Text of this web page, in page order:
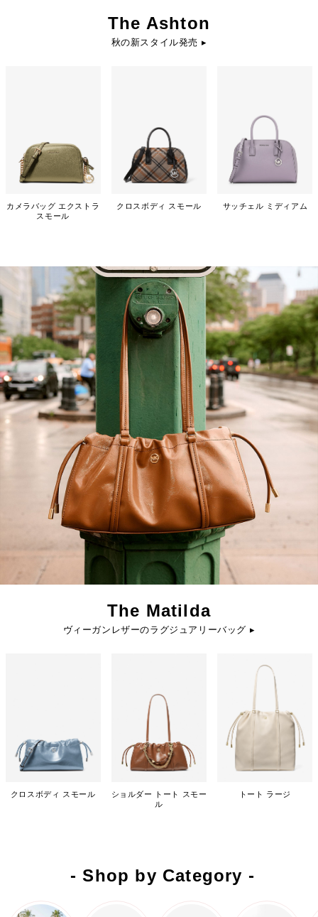
The Ashton
秋の新スタイル発売 ▸
カメラバッグ エクストラ
スモール
クロスボディ スモール サッチェル ミディアム
The Matilda
ヴィーガンレザーのラグジュアリーバッグ ▸
クロスボディ スモール
ショルダー トート スモー
ル
トート ラージ
- Shop by Category -